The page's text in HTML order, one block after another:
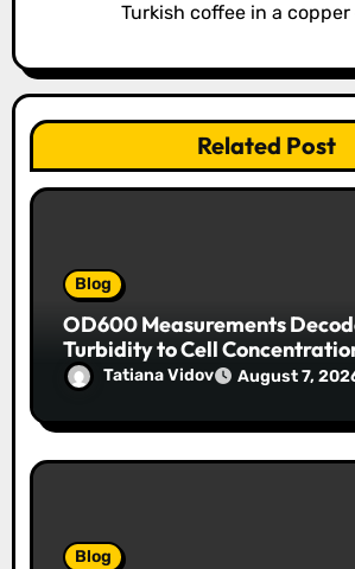
Turkish coffee in a copper
Related Post
Blog
OD600 Measurements
Turbidity to Cell
Get Every Data Point Right
Tatiana Vidov August 7,
Blog